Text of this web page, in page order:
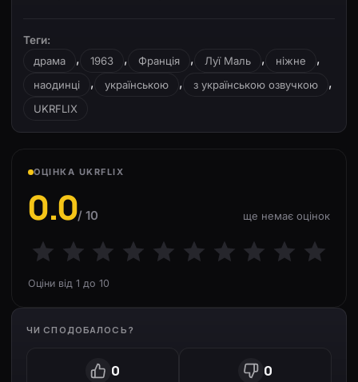
Теги:
драма
, 1963 , Франція , Луї Маль , ніжне ,
наодинці , українською , з українською озвучкою ,
UKRFLIX
ОЦІНКА UKRFLIX
0.0/ 10 ще немає оцінок
Оціни від 1 до 10
ЧИ СПОДОБАЛОСЬ?
0 0